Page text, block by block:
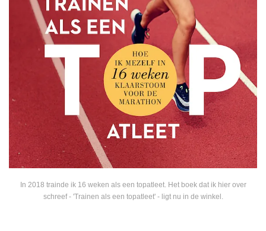
In 2018 trainde ik 16 weken als een topatleet. Het boek dat ik hier over
schreef - 'Trainen als een topatleet' - ligt nu in de winkel.